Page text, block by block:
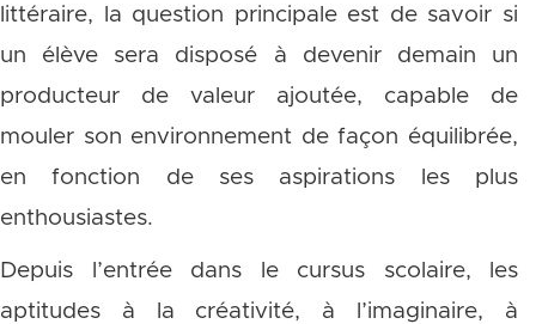
littéraire, la question principale est de savoir si
un élève sera disposé à devenir demain un
producteur de valeur ajoutée, capable de
mouler son environnement de façon équilibrée,
en fonction de ses aspirations les plus
enthousiastes.
Depuis l’entrée dans le cursus scolaire, les
aptitudes à la créativité, à l’imaginaire, à